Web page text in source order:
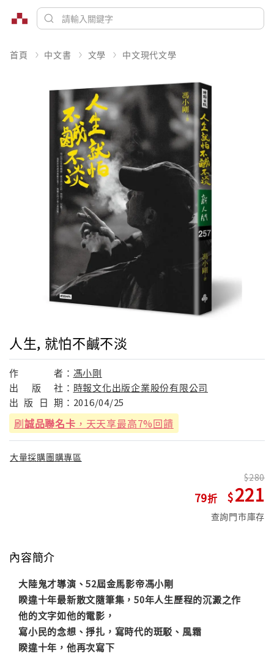
首頁 中文書 文學 中文現代文學
人生, 就怕不鹹不淡
作 者： 馮小剛
出
版 社： 時報文化出版企業股份有限公司
出 版 日 期： 2016/04/25
刷誠品聯名卡 ，天天享最高7%回饋
大量採購團購專區
79
280
221
查詢門市庫存
內容簡介
大陸鬼才導演、52屆金馬影帝馮小剛
睽違十年最新散文隨筆集，50年人生歷程的沉澱之作
他的文字如他的電影，
寫小民的念想、掙扎，寫時代的斑駁、風霜
睽違十年，他再次寫下